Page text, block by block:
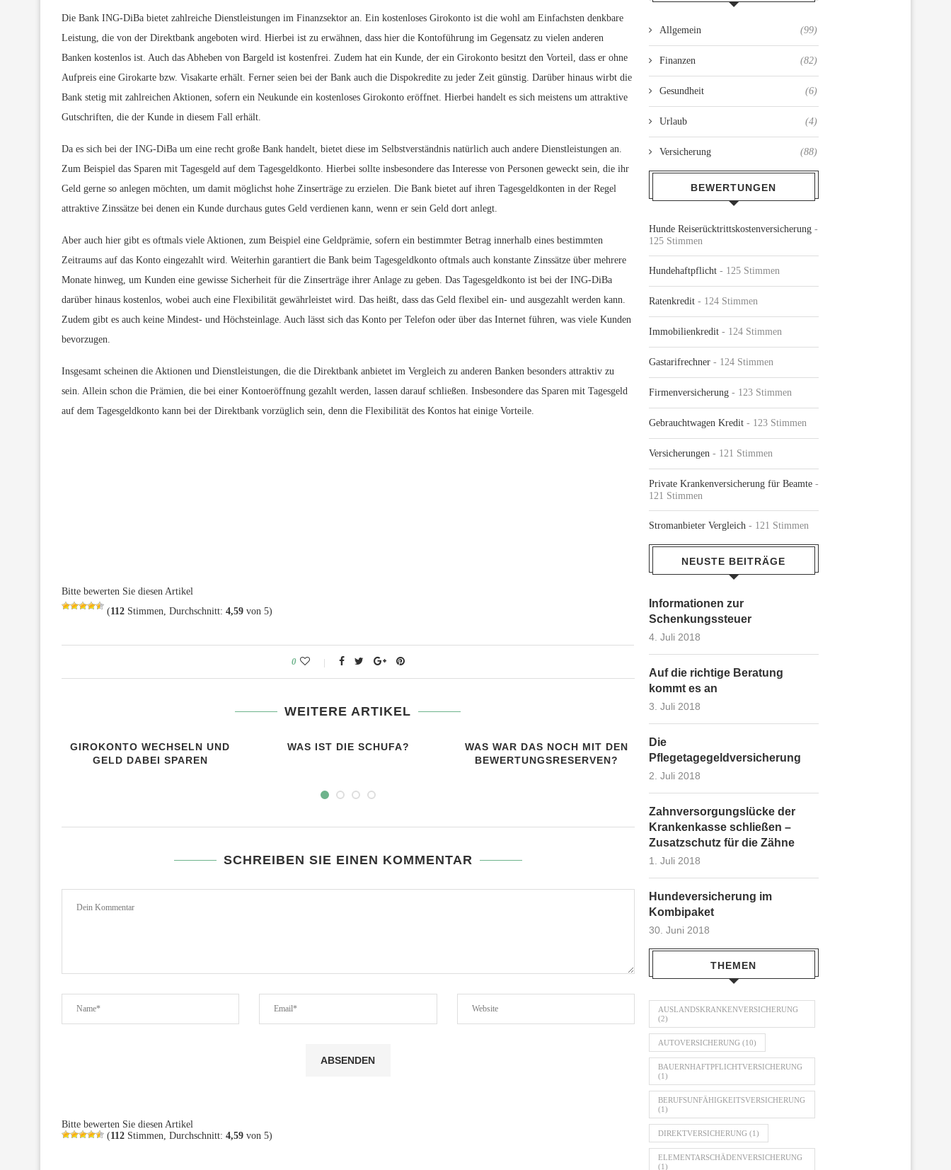
Die Bank ING-DiBa bietet zahlreiche Dienstleistungen im Finanzsektor an. Ein kostenloses Girokonto ist die wohl am Einfachsten denkbare
Leistung, die von der Direktbank angeboten wird. Hierbei ist zu erwähnen, dass hier die Kontoführung im Gegensatz zu vielen anderen
Banken kostenlos ist. Auch das Abheben von Bargeld ist kostenfrei. Zudem hat ein Kunde, der ein Girokonto besitzt den Vorteil, dass er ohne
Aufpreis eine Girokarte bzw. Visakarte erhält. Ferner seien bei der Bank auch die Dispokredite zu jeder Zeit günstig. Darüber hinaus wirbt die
Bank stetig mit zahlreichen Aktionen, sofern ein Neukunde ein kostenloses Girokonto eröffnet. Hierbei handelt es sich meistens um attraktive
Gutschriften, die der Kunde in diesem Fall erhält.
Da es sich bei der ING-DiBa um eine recht große Bank handelt, bietet diese im Selbstverständnis natürlich auch andere Dienstleistungen an.
Zum Beispiel das Sparen mit Tagesgeld auf dem Tagesgeldkonto. Hierbei sollte insbesondere das Interesse von Personen geweckt sein, die ihr
Geld gerne so anlegen möchten, um damit möglichst hohe Zinserträge zu erzielen. Die Bank bietet auf ihren Tagesgeldkonten in der Regel
attraktive Zinssätze bei denen ein Kunde durchaus gutes Geld verdienen kann, wenn er sein Geld dort anlegt.
Aber auch hier gibt es oftmals viele Aktionen, zum Beispiel eine Geldprämie, sofern ein bestimmter Betrag innerhalb eines bestimmten
Zeitraums auf das Konto eingezahlt wird. Weiterhin garantiert die Bank beim Tagesgeldkonto oftmals auch konstante Zinssätze über mehrere
Monate hinweg, um Kunden eine gewisse Sicherheit für die Zinserträge ihrer Anlage zu geben. Das Tagesgeldkonto ist bei der ING-DiBa
darüber hinaus kostenlos, wobei auch eine Flexibilität gewährleistet wird. Das heißt, dass das Geld flexibel ein- und ausgezahlt werden kann.
Zudem gibt es auch keine Mindest- und Höchsteinlage. Auch lässt sich das Konto per Telefon oder über das Internet führen, was viele Kunden
bevorzugen.
Insgesamt scheinen die Aktionen und Dienstleistungen, die die Direktbank anbietet im Vergleich zu anderen Banken besonders attraktiv zu
sein. Allein schon die Prämien, die bei einer Kontoeröffnung gezahlt werden, lassen darauf schließen. Insbesondere das Sparen mit Tagesgeld
auf dem Tagesgeldkonto kann bei der Direktbank vorzüglich sein, denn die Flexibilität des Kontos hat einige Vorteile.
Bitte bewerten Sie diesen Artikel
(112 Stimmen, Durchschnitt: 4,59 von 5)
0
WEITERE ARTIKEL
GIROKONTO WECHSELN UND
GELD DABEI SPAREN
WAS IST DIE SCHUFA?
WAS WAR DAS NOCH MIT DEN
BEWERTUNGSRESERVEN?
NFC KREDITKARTEN EBNEN DEN
WEG FÜR DIE...
SCHREIBEN SIE EINEN KOMMENTAR
Bitte bewerten Sie diesen Artikel
(112 Stimmen, Durchschnitt: 4,59 von 5)
Allgemein (99)
Finanzen (82)
Gesundheit (6)
Urlaub (4)
Versicherung (88)
BEWERTUNGEN
Hunde Reiserücktrittskostenversicherung-
125 Stimmen
Hundehaftpflicht- 125 Stimmen
Ratenkredit- 124 Stimmen
Immobilienkredit- 124 Stimmen
Gastarifrechner- 124 Stimmen
Firmenversicherung- 123 Stimmen
Gebrauchtwagen Kredit- 123 Stimmen
Versicherungen- 121 Stimmen
Private Krankenversicherung für Beamte-
121 Stimmen
Stromanbieter Vergleich- 121 Stimmen
NEUSTE BEITRÄGE
Informationen zur
Schenkungssteuer
4. Juli 2018
Auf die richtige Beratung
kommt es an
3. Juli 2018
Die
Pflegetagegeldversicherung
2. Juli 2018
Zahnversorgungslücke der
Krankenkasse schließen –
Zusatzschutz für die Zähne
1. Juli 2018
Hundeversicherung im
Kombipaket
30. Juni 2018
THEMEN
AUSLANDSKRANKENVERSICHERUNG
(2)
AUTOVERSICHERUNG(10)
BAUERNHAFTPFLICHTVERSICHERUNG
(1)
BERUFSUNFÄHIGKEITSVERSICHERUNG
(1)
DIREKTVERSICHERUNG(1)
ELEMENTARSCHÄDENVERSICHERUNG
(1)